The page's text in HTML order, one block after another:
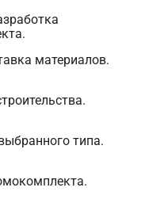
материалов.
типа.